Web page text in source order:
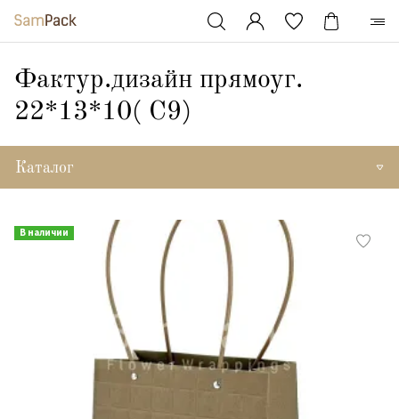
Фактур.дизайн прямоуг.
22*13*10( С9)
Каталог
В наличии